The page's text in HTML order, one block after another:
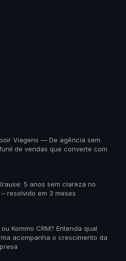
Viagens — De agência sem
de vendas que converte com
5 anos sem clareza no
resolvido em 3 meses
Kommo CRM? Entenda qual
acompanha o crescimento da